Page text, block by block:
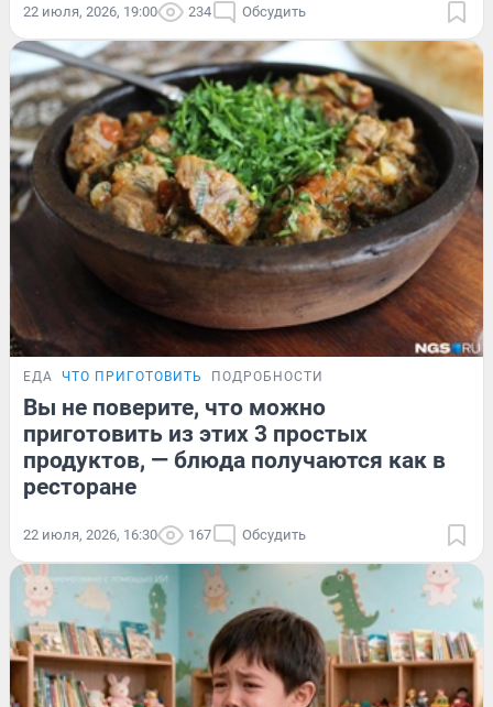
22 июля, 2026, 19:00 234 Обсудить
ЕДА ЧТО ПРИГОТОВИТЬ ПОДРОБНОСТИ
Вы не поверите, что можно
приготовить из этих 3 простых
продуктов, — блюда получаются как в
ресторане
22 июля, 2026, 16:30 167 Обсудить